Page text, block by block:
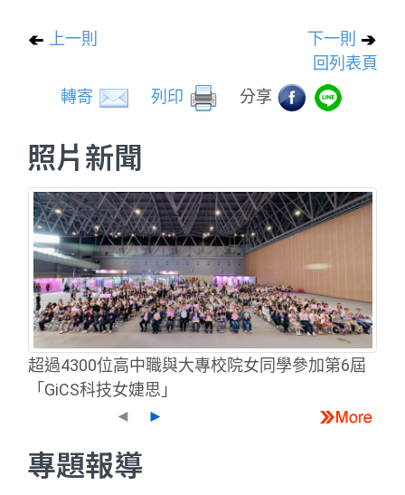
上一則
下一則
回列表頁
轉寄
列印 分享
照片新聞
超過4300位高中職與大專校院女同學參加第6屆
「GiCS科技女婕思」
◄
►
專題報導